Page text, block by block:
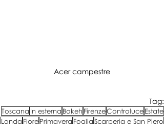
Acer campestre
Tag:
Toscana In esterna Bokeh FirenzeControluceEstate
Londa FiorePrimavera FogliaScarperia e San Piero